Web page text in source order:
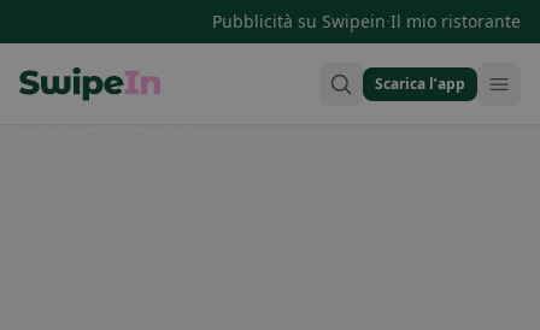
Pubblicità su Swipein·Il mio ristorante
Scarica l’app